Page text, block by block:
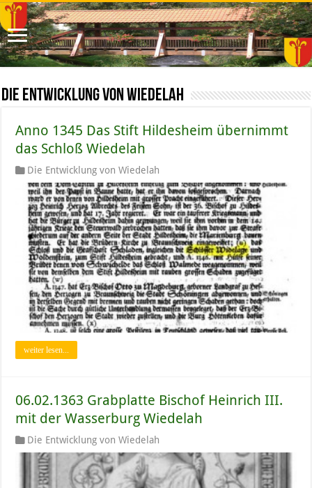
Die Entwicklung von Wiedelah
Anno 1345 Das Stift Hildesheim übernimmt
das Schloß Wiedelah
Die Entwicklung von Wiedelah
weiter lesen...
06.02.1363 Grabplatte Bischof Heinrich III.
mit der Wasserburg Wiedelah
Die Entwicklung von Wiedelah